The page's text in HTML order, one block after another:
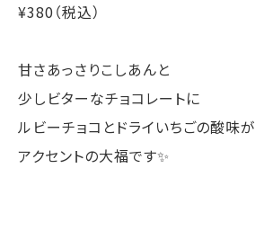
¥380（税込）
甘さあっさりこしあんと
少しビターなチョコレートに
ルビーチョコとドライいちごの酸味が
アクセントの大福です✨